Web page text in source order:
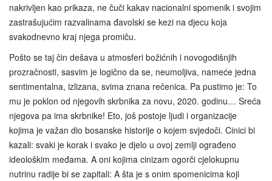
nakrivljen kao prikaza, ne čuči kakav nacionalni spomenik i svojim
zastrašujućim razvalinama đavolski se kezi na djecu koja
svakodnevno kraj njega promiču.
Pošto se taj čin dešava u atmosferi božićnih i novogodišnjih
prozračnosti, sasvim je logično da se, neumoljiva, nameće jedna
sentimentalna, izlizana, svima znana rečenica. Pa pustimo je: To
mu je poklon od njegovih skrbnika za novu, 2020. godinu… Sreća
njegova pa ima skrbnike! Eto, još postoje ljudi i organizacije
kojima je važan dio bosanske historije o kojem svjedoči. Cinici bi
kazali: svaki je korak i svako je djelo u ovoj zemlji ograđeno
ideološkim međama. A oni kojima cinizam ogorči cjelokupnu
nutrinu radije bi se zapitali: A šta je s onim spomenicima koji